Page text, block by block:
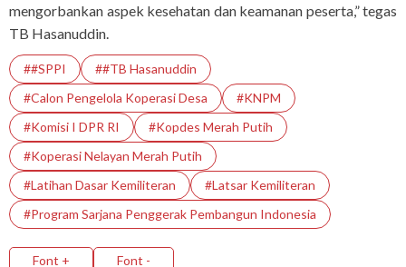
mengorbankan aspek kesehatan dan keamanan peserta,” tegas
TB Hasanuddin.
##SPPI
##TB Hasanuddin
#calon Pengelola Koperasi Desa
#KNPM
#Komisi I DPR RI
#Kopdes Merah Putih
#Koperasi Nelayan Merah Putih
#Latihan Dasar Kemiliteran
#Latsar Kemiliteran
#Program Sarjana Penggerak Pembangun Indonesia
Font + Font -